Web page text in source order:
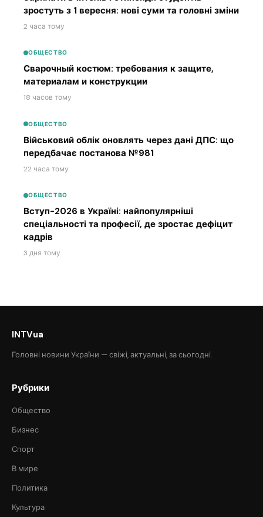
зростуть з 1 вересня: нові суми та головні зміни
2 часа тому
ОБЩЕСТВО
Сварочный костюм: требования к защите,
материалам и конструкции
18 часов тому
ОБЩЕСТВО
Військовий облік оновлять через дані ДПС: що
передбачає постанова №981
22 часа тому
ОБЩЕСТВО
Вступ-2026 в Україні: найпопулярніші
спеціальності та професії, де зростає дефіцит
кадрів
3 дня тому
INTVua
Головні новини України — свіжі, актуальні, за сьогодні.
Рубрики
Общество
Бизнес
Спорт
В мире
Политика
Культура